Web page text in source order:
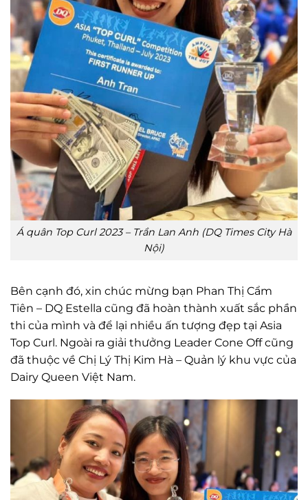
Á quân Top Curl 2023 – Trần Lan Anh (DQ Times City Hà
Nội)
Bên cạnh đó, xin chúc mừng bạn Phan Thị Cẩm
Tiên – DQ Estella cũng đã hoàn thành xuất sắc phần
thi của mình và để lại nhiều ấn tượng đẹp tại Asia
Top Curl. Ngoài ra giải thưởng Leader Cone Off cũng
đã thuộc về Chị Lý Thị Kim Hà – Quản lý khu vực của
Dairy Queen Việt Nam.